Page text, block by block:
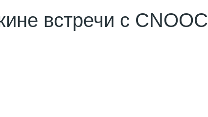
встречи с CNOOC